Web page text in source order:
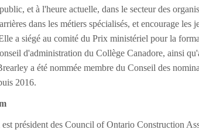
et à l'heure actuelle, dans le secteur des
dans les métiers spécialisés, et encourage
a siégé au comité du Prix ministériel pour la
d'administration du Collège Canadore, ainsi
a été nommée membre du Conseil des
2016.
président des Council of Ontario Construction